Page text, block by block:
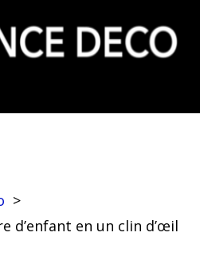
d’enfant en un clin d’œil